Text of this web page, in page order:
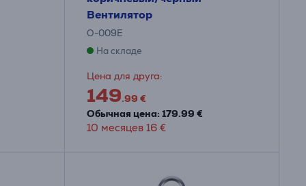
Вентилятор
O-009E
На складе
Цена для друга:
149.99 €
Обычная цена: 179.99 €
10 месяцев 16 €